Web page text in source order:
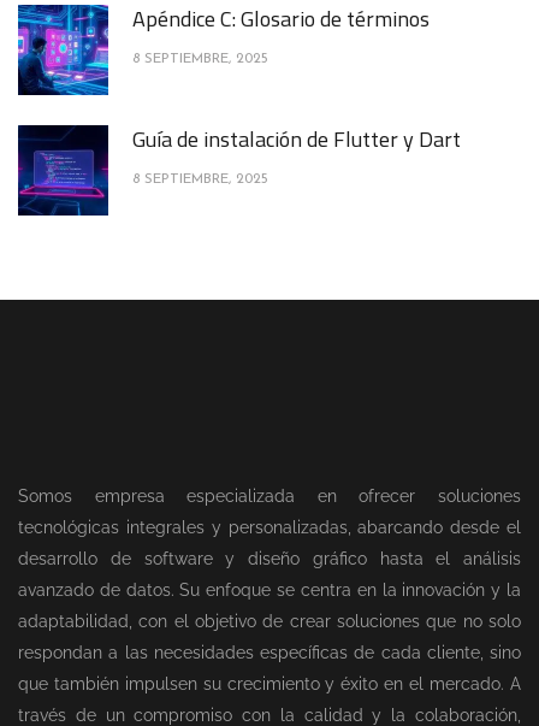
Apéndice C: Glosario de términos
8 SEPTIEMBRE, 2025
Guía de instalación de Flutter y Dart
8 SEPTIEMBRE, 2025
Somos empresa especializada en ofrecer soluciones
tecnológicas integrales y personalizadas, abarcando desde el
desarrollo de software y diseño gráfico hasta el análisis
avanzado de datos. Su enfoque se centra en la innovación y la
adaptabilidad, con el objetivo de crear soluciones que no solo
respondan a las necesidades específicas de cada cliente, sino
que también impulsen su crecimiento y éxito en el mercado. A
través de un compromiso con la calidad y la colaboración,